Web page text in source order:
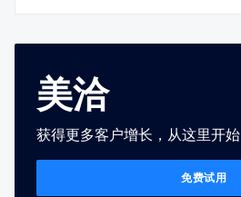
美洽
获得更多客户增长，从这里开始
免费试用